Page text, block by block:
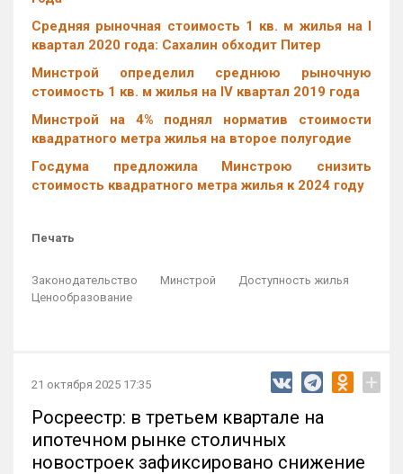
Средняя рыночная стоимость 1 кв. м жилья на I
квартал 2020 года: Сахалин обходит Питер
Минстрой определил среднюю рыночную
стоимость 1 кв. м жилья на IV квартал 2019 года
Минстрой на 4% поднял норматив стоимости
квадратного метра жилья на второе полугодие
Госдума предложила Минстрою снизить
стоимость квадратного метра жилья к 2024 году
Печать
Законодательство Минстрой
Доступность жилья
Ценообразование
21 октября 2025 17:35 +
Росреестр: в третьем квартале на
ипотечном рынке столичных
новостроек зафиксировано снижение